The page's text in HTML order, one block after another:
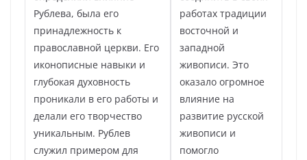
Рублева, была его
принадлежность к
православной церкви. Его
иконописные навыки и
глубокая духовность
проникали в его работы и
делали его творчество
уникальным. Рублев
служил примером для
работах традиции
восточной и
западной
живописи. Это
оказало огромное
влияние на
развитие русской
живописи и
помогло